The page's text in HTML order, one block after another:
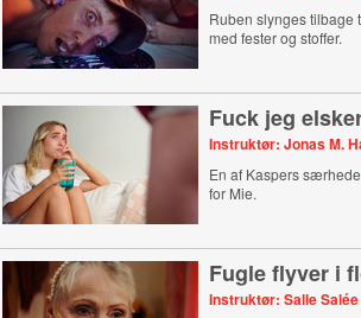
Ruben slynges tilbage
med fester og stoffer.
Fuck jeg
Instruktør: Jonas M.
En af Kaspers
for Mie.
Fugle flyver i
Instruktør: Salle Salée